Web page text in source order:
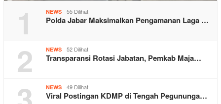
1 NEWS 55 Dilihat
Polda Jabar Maksimalkan Pengamanan Laga …
2 NEWS 52 Dilihat
Transparansi Rotasi Jabatan, Pemkab Maja…
NEWS 49 Dilihat
Viral Postingan KDMP di Tengah Pegununga…